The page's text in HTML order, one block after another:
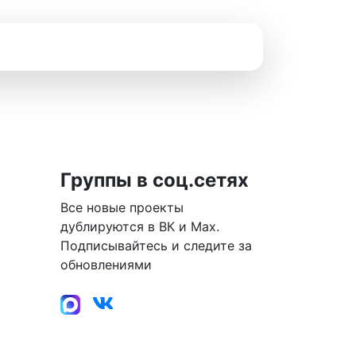
Группы в соц.сетях
Все новые проекты
дублируются в ВК и Max.
Подписывайтесь и следите за
обновлениями